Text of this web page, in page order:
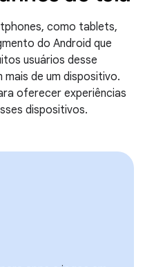
como tablets,
do Android que
usuários desse
de um dispositivo.
oferecer experiências
dispositivos.